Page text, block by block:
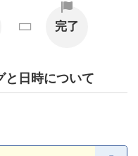
完了
と日時について